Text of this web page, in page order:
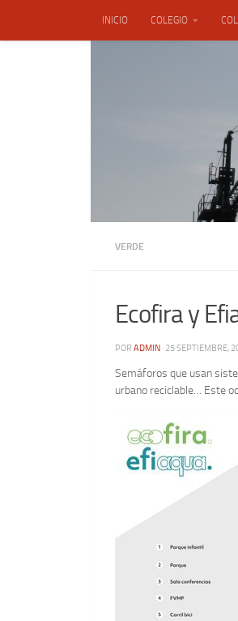
INICIO COLEGIO
VERDE
Ecofira y
POR ADMIN · 25 SEPTIEMBRE,
Semáforos que usan
urbano reciclable… Este